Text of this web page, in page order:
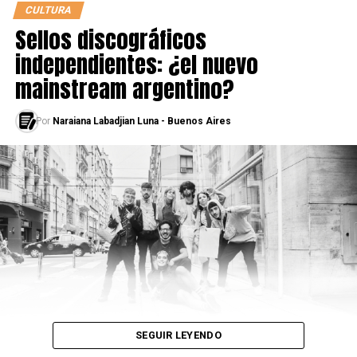
Sin embargo, “BANKSY, genius or vandal?”, la
exposición no autorizada que se exhibe en La Rural, no
intenta desenmascarar al artista, sino mostrar su obra y
servir toda información y análisis sobre ésta para que lxs
visitantes formulen sus propias conclusiones sobre si
Banksy es verdaderamente un maestro del arte
“destructivas” contra la propiedad privada.
La infraestructura que necesitó la muestra constó de la
CULTURA
Sellos discográficos
independientes: ¿el nuevo
mainstream argentino?
Por Naraiana Labadjian Luna - Buenos Aires
SEGUIR LEYENDO